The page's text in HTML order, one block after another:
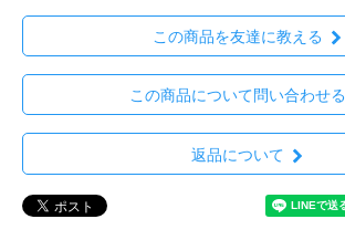
この商品を友達に教える
この商品について問い合わせる
返品について